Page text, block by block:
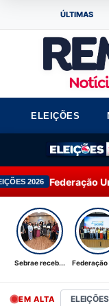
ÚLTIMAS
ELEIÇÕES
União Progressista
Sebrae receb... Federação
EM ALTA ELEIÇÕES